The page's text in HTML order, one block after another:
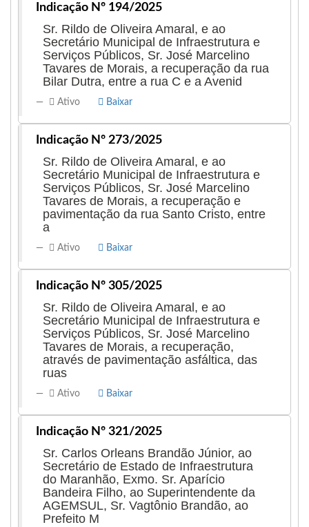
Indicação Nº 194/2025
Sr. Rildo de Oliveira Amaral, e ao
Secretário Municipal de Infraestrutura e
Serviços Públicos, Sr. José Marcelino
Tavares de Morais, a recuperação da rua
Bilar Dutra, entre a rua C e a Avenid
Ativo Baixar
Indicação Nº 273/2025
Sr. Rildo de Oliveira Amaral, e ao
Secretário Municipal de Infraestrutura e
Serviços Públicos, Sr. José Marcelino
Tavares de Morais, a recuperação e
pavimentação da rua Santo Cristo, entre
a
Ativo Baixar
Indicação Nº 305/2025
Sr. Rildo de Oliveira Amaral, e ao
Secretário Municipal de Infraestrutura e
Serviços Públicos, Sr. José Marcelino
Tavares de Morais, a recuperação,
através de pavimentação asfáltica, das
ruas
Ativo Baixar
Indicação Nº 321/2025
Sr. Carlos Orleans Brandão Júnior, ao
Secretário de Estado de Infraestrutura
do Maranhão, Exmo. Sr. Aparício
Bandeira Filho, ao Superintendente da
AGEMSUL, Sr. Vagtônio Brandão, ao
Prefeito M